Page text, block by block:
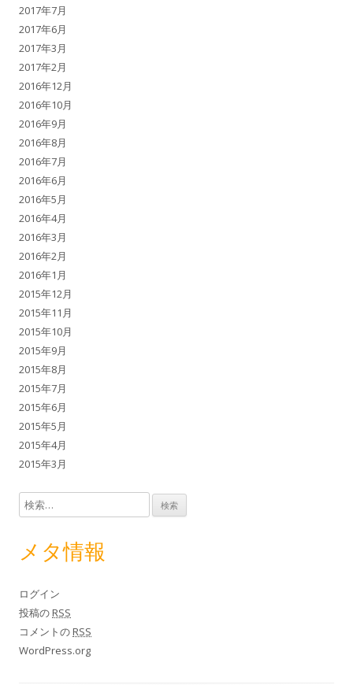
2017年7月
2017年6月
2017年3月
2017年2月
2016年12月
2016年10月
2016年9月
2016年8月
2016年7月
2016年6月
2016年5月
2016年4月
2016年3月
2016年2月
2016年1月
2015年12月
2015年11月
2015年10月
2015年9月
2015年8月
2015年7月
2015年6月
2015年5月
2015年4月
2015年3月
検索:
メタ情報
ログイン
投稿のRSS
コメントのRSS
WordPress.org